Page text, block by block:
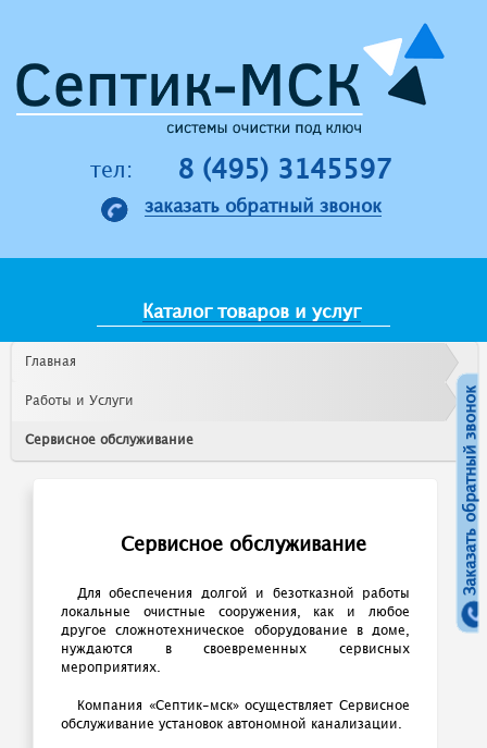
Заказать обратный звонок
тел: 8 (495) 3145597
заказать обратный звонок
Каталог товаров и услуг
Главная
Работы и Услуги
Сервисное обслуживание
Сервисное обслуживание
Для обеспечения долгой и безотказной работы
локальные очистные сооружения, как и любое
другое сложнотехническое оборудование в доме,
нуждаются в своевременных сервисных
мероприятиях.
Компания «Септик-мск» осуществляет Сервисное
обслуживание установок автономной канализации.